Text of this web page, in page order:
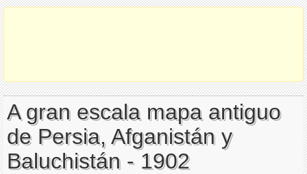
A gran escala mapa antiguo
de Persia, Afganistán y
Baluchistán - 1902